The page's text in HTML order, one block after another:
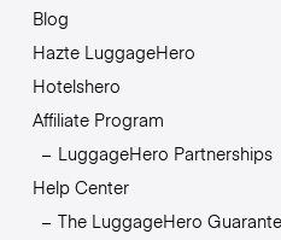
Blog
Hazte LuggageHero
Hotelshero
Affiliate Program
LuggageHero Partnerships
Help Center
The LuggageHero